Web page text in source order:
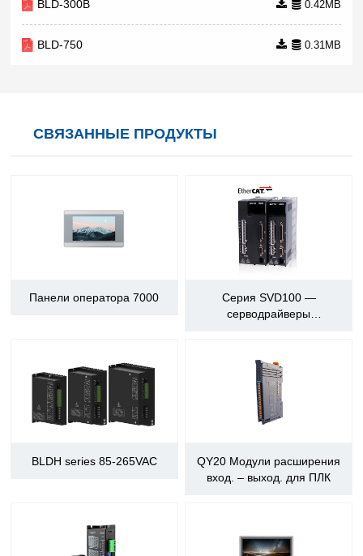
BLD-300B 0.42MB
BLD-750 0.31MB
СВЯЗАННЫЕ ПРОДУКТЫ
Панели оператора 7000
Серия SVD100 —
серводрайверы
BLDH series 85-265VAC
QY20 Модули расширения
вход. – выход. для ПЛК